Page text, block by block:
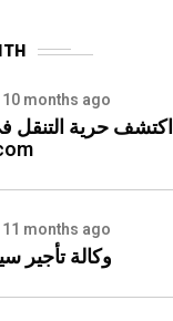
10 months ago
اكتشف حرية التنقل
11 months ago
وكالة تأجير